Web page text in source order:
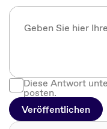
Diese Antwort
posten.
Veröffentlichen